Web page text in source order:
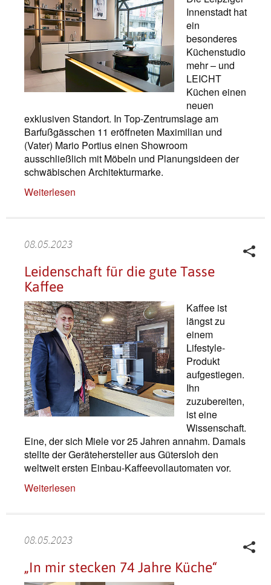
Innenstadt hat
ein
besonderes
Küchenstudio
mehr – und
LEICHT
Küchen einen
neuen
exklusiven Standort. In Top-Zentrumslage am
Barfußgässchen 11 eröffneten Maximilian und
(Vater) Mario Portius einen Showroom
ausschließlich mit Möbeln und Planungsideen der
schwäbischen Architekturmarke.
Weiterlesen
08.05.2023
Leidenschaft für die gute Tasse
Kaffee
Kaffee ist
längst zu
einem
Lifestyle-
Produkt
aufgestiegen.
Ihn
zuzubereiten,
ist eine
Wissenschaft.
Eine, der sich Miele vor 25 Jahren annahm. Damals
stellte der Gerätehersteller aus Gütersloh den
weltweit ersten Einbau-Kaffeevollautomaten vor.
Weiterlesen
08.05.2023
„In mir stecken 74 Jahre Küche“